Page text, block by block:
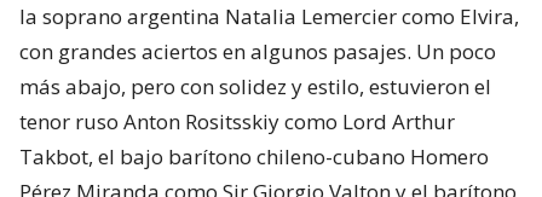
la soprano argentina Natalia Lemercier como Elvira,
con grandes aciertos en algunos pasajes. Un poco
más abajo, pero con solidez y estilo, estuvieron el
tenor ruso Anton Rositsskiy como Lord Arthur
Takbot, el bajo barítono chileno-cubano Homero
Pérez Miranda como Sir Giorgio Valton y el barítono